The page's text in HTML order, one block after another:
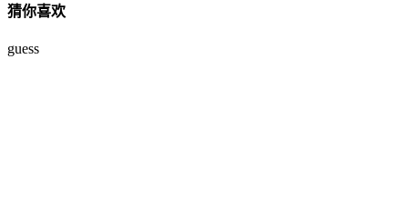
猜你喜欢
guess